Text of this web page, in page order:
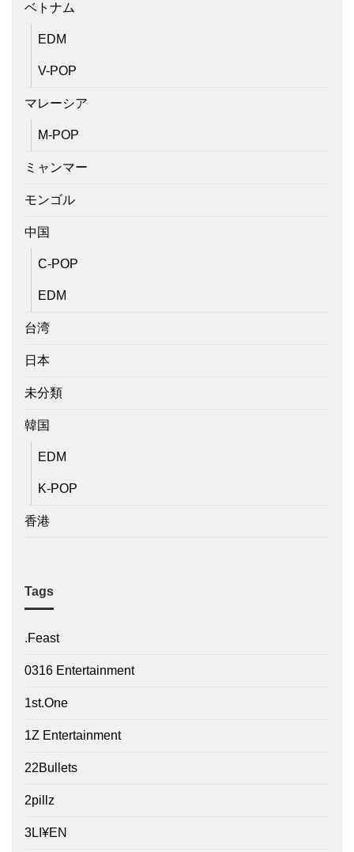
ベトナム
EDM
V-POP
マレーシア
M-POP
ミャンマー
モンゴル
中国
C-POP
EDM
台湾
日本
未分類
韓国
EDM
K-POP
香港
Tags
.Feast
0316 Entertainment
1st.One
1Z Entertainment
22Bullets
2pillz
3LI¥EN